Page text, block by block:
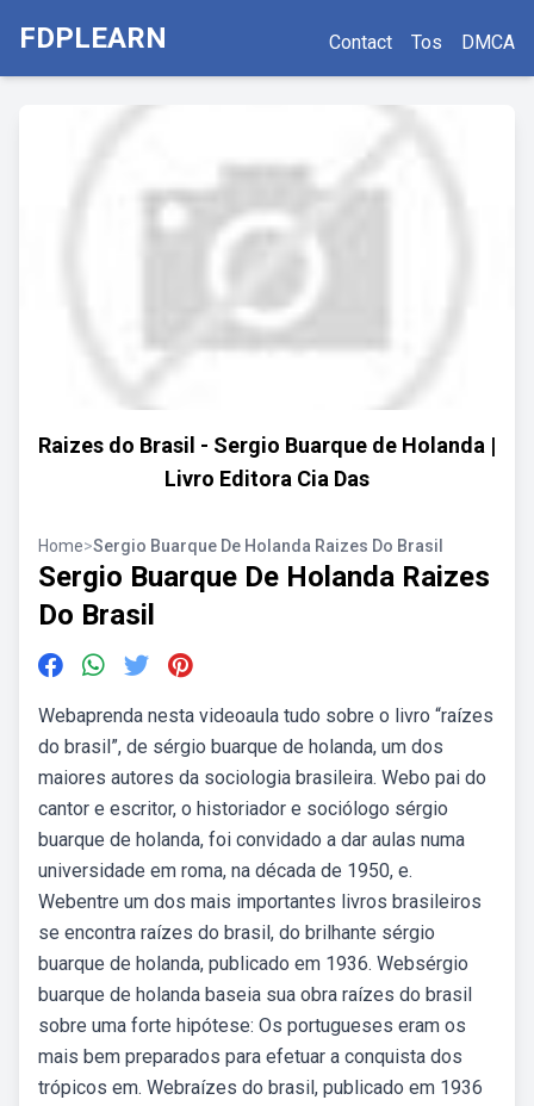
FDPLEARN Contact Tos DMCA
Raizes do Brasil - Sergio Buarque de Holanda |
Livro Editora Cia Das
Home>Sergio Buarque De Holanda Raizes Do Brasil
Sergio Buarque De Holanda Raizes
Do Brasil
Webaprenda nesta videoaula tudo sobre o livro “raízes
do brasil”, de sérgio buarque de holanda, um dos
maiores autores da sociologia brasileira. Webo pai do
cantor e escritor, o historiador e sociólogo sérgio
buarque de holanda, foi convidado a dar aulas numa
universidade em roma, na década de 1950, e.
Webentre um dos mais importantes livros brasileiros
se encontra raízes do brasil, do brilhante sérgio
buarque de holanda, publicado em 1936. Websérgio
buarque de holanda baseia sua obra raízes do brasil
sobre uma forte hipótese: Os portugueses eram os
mais bem preparados para efetuar a conquista dos
trópicos em. Webraízes do brasil, publicado em 1936